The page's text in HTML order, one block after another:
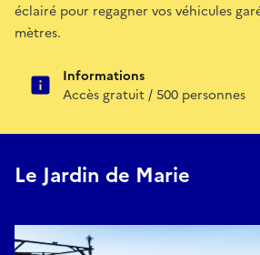
éclairé pour regagner vos véhicules
mètres.
Informations
Accès gratuit / 500 personnes
Le Jardin de Marie